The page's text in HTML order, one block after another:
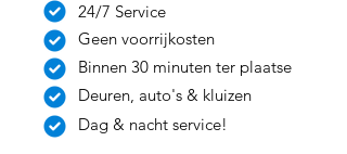
24/7 Service
Geen voorrijkosten
Binnen 30 minuten ter plaatse
Deuren, auto's & kluizen
Dag & nacht service!